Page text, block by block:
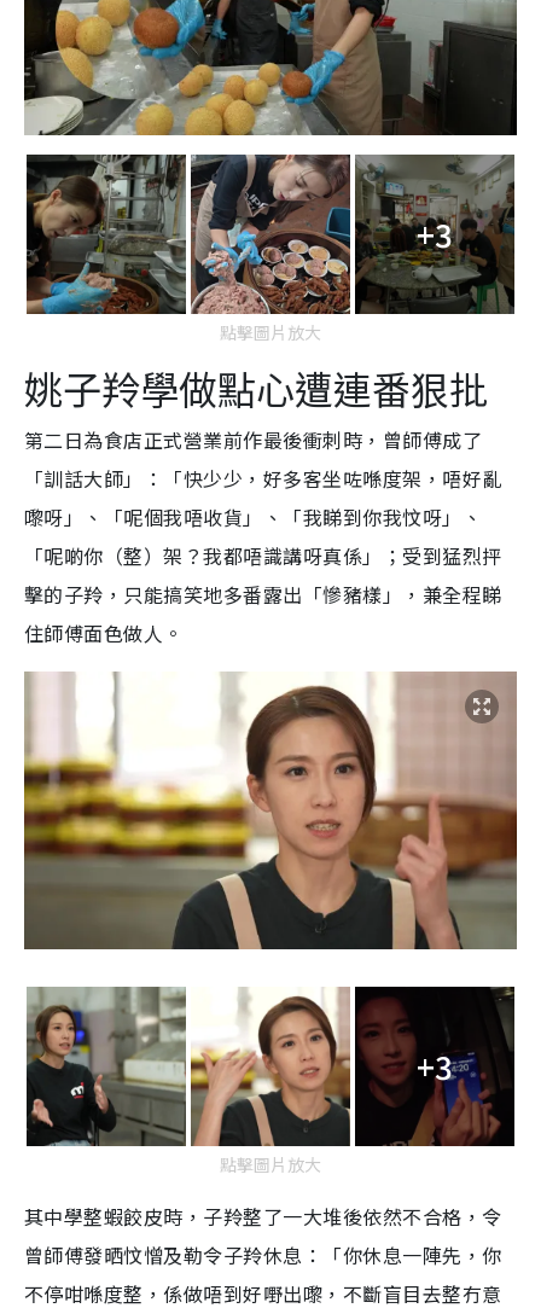
+3
點擊圖片放大
姚子羚學做點心遭連番狠批
第二日為食店正式營業前作最後衝刺時，曾師傅成了
「訓話大師」：「快少少，好多客坐咗喺度架，唔好亂
嚟呀」、「呢個我唔收貨」、「我睇到你我忟呀」、
「呢啲你（整）架？我都唔識講呀真係」；受到猛烈抨
擊的子羚，只能搞笑地多番露出「慘豬樣」，兼全程睇
住師傅面色做人。
+3
點擊圖片放大
其中學整蝦餃皮時，子羚整了一大堆後依然不合格，令
曾師傅發晒忟憎及勒令子羚休息：「你休息一陣先，你
不停咁喺度整，係做唔到好嘢出嚟，不斷盲目去整冇意